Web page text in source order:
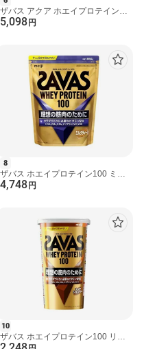
方でもごくまれにアレルギ
試飲をお勧めします。
けて保存してください。
)
7654
ザバス アクア ホエイプロテイン
100 グレープフルーツ風味 800g
5,098 円
8
ザバス ホエイプロテイン100 ミル
クティー風味 980g 【ザバス
4,748 円
10
ザバス ホエイプロテイン100 リッ
チショコラ味 280g 【ザバス